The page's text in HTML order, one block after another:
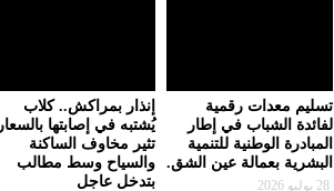
تسليم معدات رقمية
لفائدة الشباب في إطار
المبادرة الوطنية للتنمية
البشرية بعمالة عين الشق.
إنذار بمراكش.. كلاب
يُشتبه في إصابتها بالسعار
تثير مخاوف الساكنة
والسياح وسط مطالب
بتدخل عاجل